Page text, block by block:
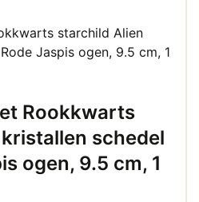
Rookkwarts
schedel
ogen, 9.5 cm, 1